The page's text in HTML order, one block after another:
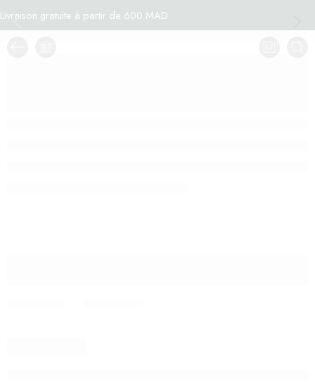
Livraison gratuite à partir de 600 MAD